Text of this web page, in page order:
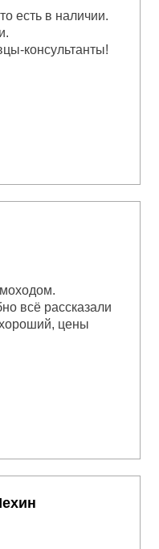
есть в наличии.
консультанты!
всё рассказали
цены